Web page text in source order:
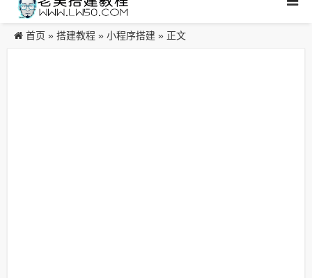
首页 » 搭建教程 » 小程序搭建 » 正文